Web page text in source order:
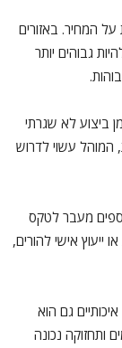
על המחיר. באזורים
גבוהים יותר
ביצוע לא שגרתי
המוהל עשוי לדרוש
מעבר לטקס
ייעוץ אישי להורים,
גם הוא
ותחזוקה נכונה